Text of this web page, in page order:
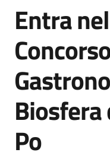
Rete
Natura
2000
Foreste
Salta al contenuto
Entra
Po